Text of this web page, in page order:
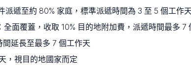
派遞至約 80% 家庭，標準派遞時間為 3 至 5 個工作天
全面覆蓋，收取 10% 目的地附加費，派遞時間最多 7
延長至最多 7 個工作天
，視目的地國家而定